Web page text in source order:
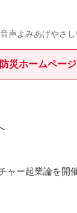
音声よみあげやさ
防災ホームページ
ャー起業論を開